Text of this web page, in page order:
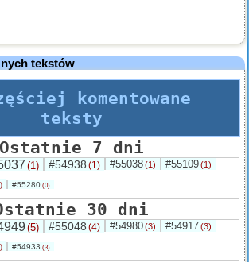
tekstów
komentowane
teksty
Ostatnie 7 dni
(1) #54938 (1) #55038(1) #55109(1)
#55280 (0)
30 dni
(5) #55048 (4) #54980(3) #54917(3)
#54933 (3)